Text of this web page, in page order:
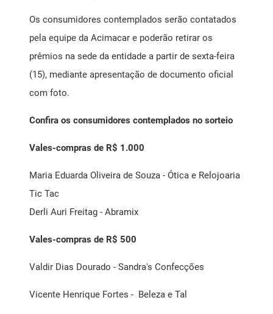
Os consumidores contemplados serão contatados
pela equipe da Acimacar e poderão retirar os
prêmios na sede da entidade a partir de sexta-feira
(15), mediante apresentação de documento oficial
com foto.
Confira os consumidores contemplados no sorteio
Vales-compras de R$ 1.000
Maria Eduarda Oliveira de Souza - Ótica e Relojoaria
Tic Tac
Derli Auri Freitag - Abramix
Vales-compras de R$ 500
Valdir Dias Dourado - Sandra's Confecções
Vicente Henrique Fortes - Beleza e Tal